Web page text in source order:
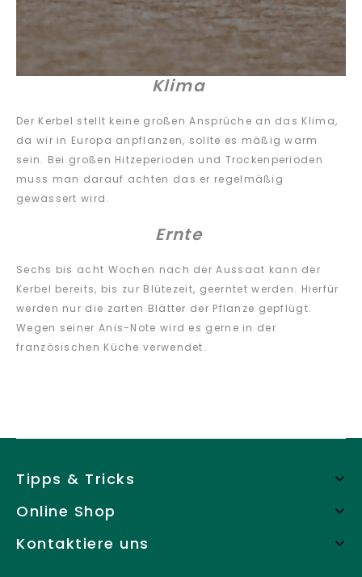
Klima
Der Kerbel stellt keine großen Ansprüche an das Klima,
da wir in Europa anpflanzen, sollte es mäßig warm
sein. Bei großen Hitzeperioden und Trockenperioden
muss man darauf achten das er regelmäßig
gewässert wird.
Ernte
Sechs bis acht Wochen nach der Aussaat kann der
Kerbel bereits, bis zur Blütezeit, geerntet werden. Hierfür
werden nur die zarten Blätter der Pflanze gepflügt.
Wegen seiner Anis-Note wird es gerne in der
französischen Küche verwendet.
Tipps & Tricks
Online Shop
Kontaktiere uns